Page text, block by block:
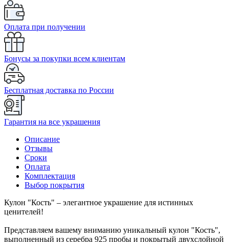
Оплата при получении
Бонусы за покупки всем клиентам
Бесплатная доставка по России
Гарантия на все украшения
Описание
Отзывы
Сроки
Оплата
Комплектация
Выбор покрытия
Кулон "Кость" – элегантное украшение для истинных
ценителей!
Представляем вашему вниманию уникальный кулон "Кость",
выполненный из серебра 925 пробы и покрытый двухслойной